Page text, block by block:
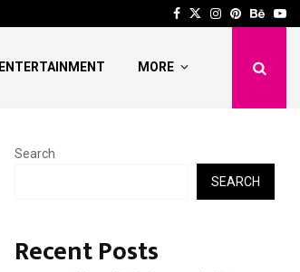
Solving Production
Facebook
Twitter
Instagram
Pinterest
ENTERTAINMENT MORE
Search
SEARCH
Recent Posts